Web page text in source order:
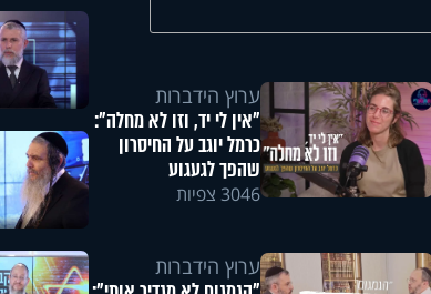
ערוץ הידברות
"אין לי יד, וזו לא מחלה":
כרמל יוגב על החיסרון
שהפך לגעגוע
3046 צפיות
ערוץ הידברות